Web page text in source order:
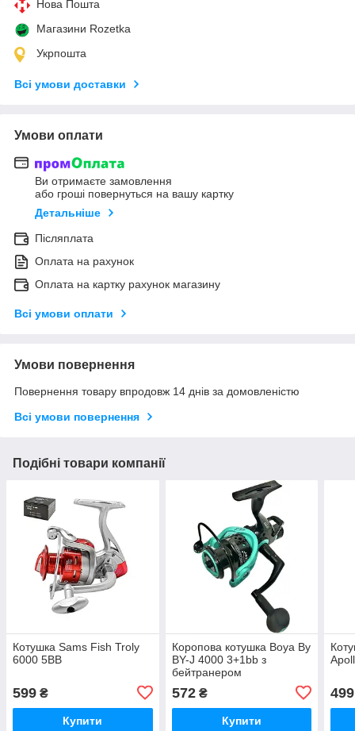
Нова Пошта
Магазини Rozetka
Укрпошта
Всі умови доставки
Умови оплати
Ви отримаєте замовлення
або гроші повернуться на вашу картку
Детальніше
Післяплата
Оплата на рахунок
Оплата на картку рахунок магазину
Всі умови оплати
Умови повернення
Повернення товару впродовж 14 днів за домовленістю
Всі умови повернення
Подібні товари компанії
Котушка Sams Fish Troly
6000 5BB
599 ₴
Купити
Коропова котушка Boya By
BY-J 4000 3+1bb з
бейтранером
572₴
Купити
499